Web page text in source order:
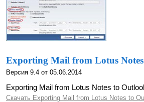
Exporting Mail from Lotus
Версия 9.4 от 05.06.2014
Exporting Mail from Lotus Notes to
Скачать Exporting Mail from Lotus Notes to